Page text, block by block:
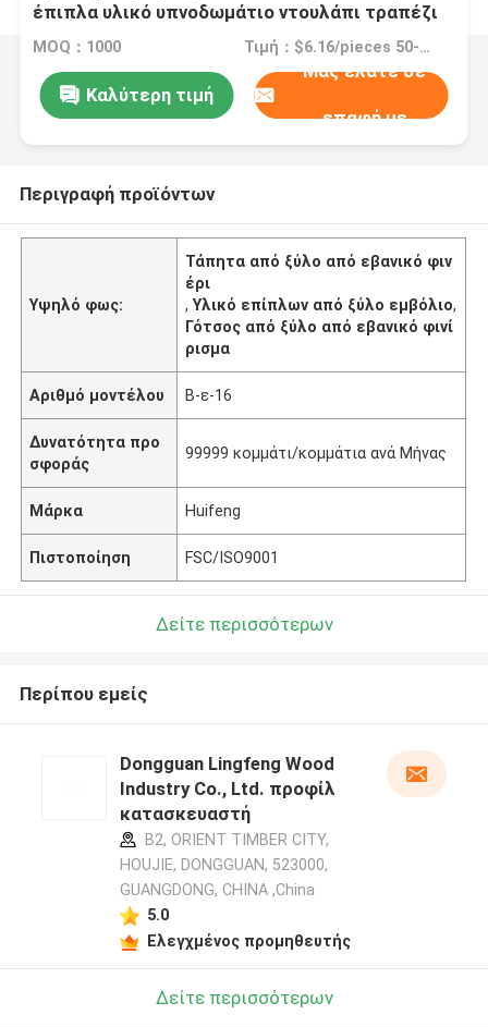
έπιπλα υλικό υπνοδωμάτιο ντουλάπι τραπέζι
δέρμα μέγεθος 250x64CM
MOQ：1000 Τιμή：$6.16/pieces 50-499 pieces
Καλύτερη τιμή
Μας ελάτε σε
επαφή με
Περιγραφή προϊόντων
Υψηλό φως:
Τάπητα από ξύλο από εβανικό φιν
έρι
,Υλικό επίπλων από ξύλο εμβόλιο,
Γότσος από ξύλο από εβανικό φινί
ρισμα
Αριθμό μοντέλου Β-ε-16
Δυνατότητα προ
σφοράς
99999 κομμάτι/κομμάτια ανά Μήνας
Μάρκα Huifeng
Πιστοποίηση FSC/ISO9001
Δείτε περισσότερων
Περίπου εμείς
Dongguan Lingfeng Wood
Industry Co., Ltd. προφίλ
κατασκευαστή
B2, ORIENT TIMBER CITY,
HOUJIE, DONGGUAN, 523000,
GUANGDONG, CHINA ,China
5.0
Ελεγχμένος προμηθευτής
Δείτε περισσότερων